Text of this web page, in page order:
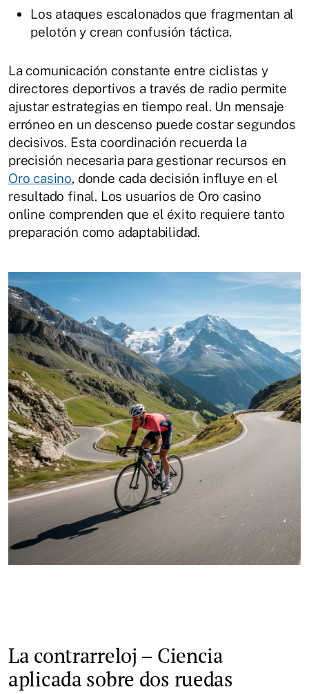
Los ataques escalonados que fragmentan al
pelotón y crean confusión táctica.
La comunicación constante entre ciclistas y
directores deportivos a través de radio permite
ajustar estrategias en tiempo real. Un mensaje
erróneo en un descenso puede costar segundos
decisivos. Esta coordinación recuerda la
precisión necesaria para gestionar recursos en
Oro casino, donde cada decisión influye en el
resultado final. Los usuarios de Oro casino
online comprenden que el éxito requiere tanto
preparación como adaptabilidad.
La contrarreloj – Ciencia
aplicada sobre dos ruedas